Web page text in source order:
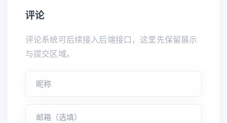
评论
评论系统可后续接入后端接口，这里先保留展示
与提交区域。